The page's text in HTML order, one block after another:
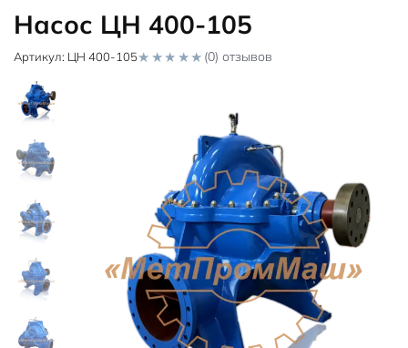
Насос ЦН 400-105
Артикул: ЦН 400-105 (0) отзывов